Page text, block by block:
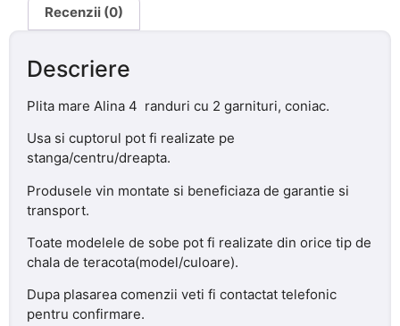
Recenzii (0)
Descriere
Plita mare Alina 4 randuri cu 2 garnituri, coniac.
Usa si cuptorul pot fi realizate pe
stanga/centru/dreapta.
Produsele vin montate si beneficiaza de garantie si
transport.
Toate modelele de sobe pot fi realizate din orice tip de
chala de teracota(model/culoare).
Dupa plasarea comenzii veti fi contactat telefonic
pentru confirmare.